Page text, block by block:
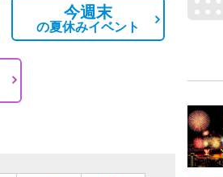
今週末
の夏休みイベント